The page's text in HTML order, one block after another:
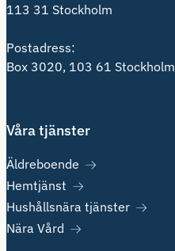
113 31 Stockholm
Postadress:
Box 3020, 103 61 Stockholm
Våra tjänster
Äldreboende
Hemtjänst
Hushållsnära tjänster
Nära Vård